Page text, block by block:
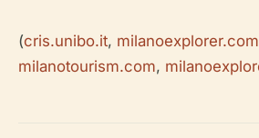
(cris.unibo.it, milanoexplorer.com
milanotourism.com,